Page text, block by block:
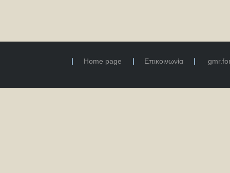
Home page Επικοινωνία